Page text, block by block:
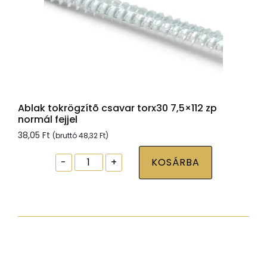
Ablak tokrögzítõ csavar torx30 7,5×112 zp
normál fejjel
38,05 Ft (bruttó48,32Ft)
-
Ablak
tokrögzítõ
7,5x112
+ KOSÁRBA